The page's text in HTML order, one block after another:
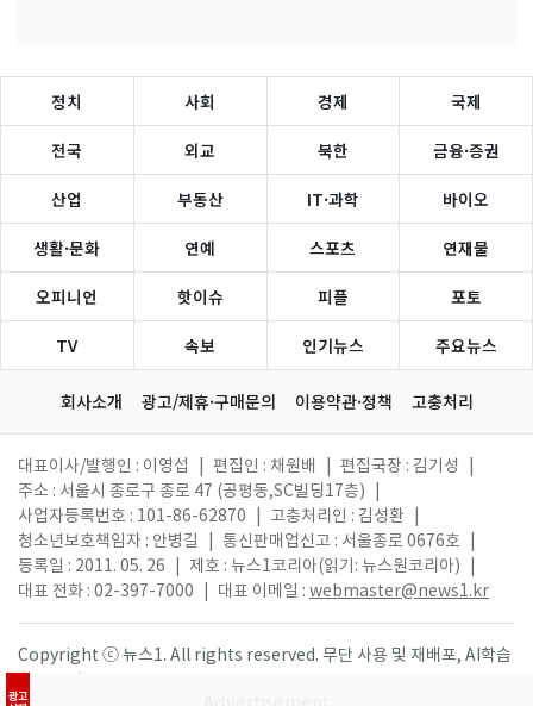
광고
정치 사회 경제 국제
전국 외교 북한 금융·증권
산업 부동산 IT·과학 바이오
생활·문화 연예 스포츠 연재물
오피니언 핫이슈 피플 포토
TV 속보 인기뉴스 주요뉴스
회사소개 광고/제휴·구매문의 이용약관·정책 고충처리
대표이사/발행인 : 이영섭 편집인 : 채원배 편집국장 : 김기성
주소 : 서울시 종로구 종로 47 (공평동,SC빌딩17층)
사업자등록번호 : 101-86-62870
고충처리인 : 김성환
청소년보호책임자 : 안병길
통신판매업신고 : 서울종로 0676호
등록일 : 2011. 05. 26
제호 : 뉴스1코리아(읽기: 뉴스원코리아)
대표 전화 : 02-397-7000
대표 이메일 : webmaster@news1.kr
Copyright ⓒ 뉴스1. All rights reserved. 무단 사용 및 재배포, AI학습
활용 금지.